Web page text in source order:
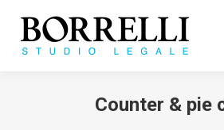
Counter & pie